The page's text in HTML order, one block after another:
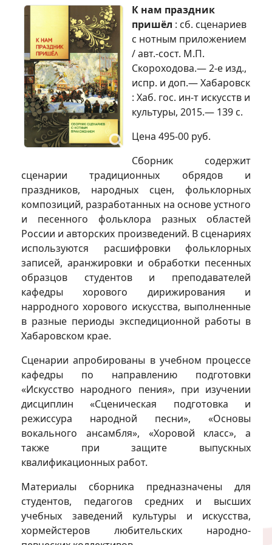
К нам праздник
пришёл : сб. сценариев
с нотным приложением
/ авт.-сост. М.П.
Скороходова.— 2-е изд.,
испр. и доп.— Хабаровск
: Хаб. гос. ин-т искусств и
культуры, 2015.— 139 с.
Цена 495-00 руб.
Сборник содержит
сценарии традиционных обрядов и
праздников, народных сцен, фольклорных
композиций, разработанных на основе устного
и песенного фольклора разных областей
России и авторских произведений. В сценариях
используются расшифровки фольклорных
записей, аранжировки и обработки песенных
образцов студентов и преподавателей
кафедры хорового дирижирования и
нарродного хорового искусства, выполненные
в разные периоды экспедиционной работы в
Хабаровском крае.
Сценарии апробированы в учебном процессе
кафедры по направлению подготовки
«Искусство народного пения», при изучении
дисциплин «Сценическая подготовка и
режиссура народной песни», «Основы
вокального ансамбля», «Хоровой класс», а
также при защите выпускных
квалификационных работ.
Материалы сборника предназначены для
студентов, педагогов средних и высших
учебных заведений культуры и искусства,
хормейстеров любительских народно-